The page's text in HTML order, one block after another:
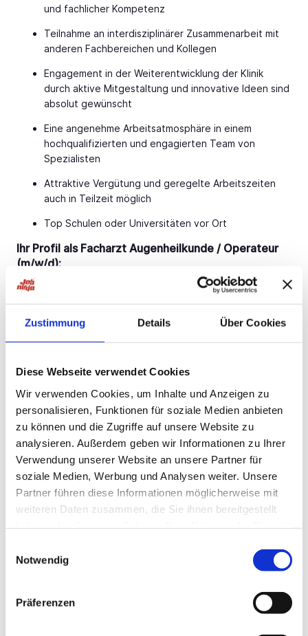
Zustimmung Details Über Cookies
Diese Webseite verwendet Cookies
Wir verwenden Cookies, um Inhalte und Anzeigen zu
personalisieren, Funktionen für soziale Medien anbieten
zu können und die Zugriffe auf unsere Website zu
analysieren. Außerdem geben wir Informationen zu Ihrer
Verwendung unserer Website an unsere Partner für
soziale Medien, Werbung und Analysen weiter. Unsere
Partner führen diese Informationen möglicherweise mit
weiteren Daten zusammen, die Sie ihnen bereitgestellt
Notwendig
Präferenzen
und fachlicher Kompetenz
Teilnahme an interdisziplinärer Zusammenarbeit mit
anderen Fachbereichen und Kollegen
Engagement in der Weiterentwicklung der Klinik
durch aktive Mitgestaltung und innovative Ideen sind
absolut gewünscht
Eine angenehme Arbeitsatmosphäre in einem
hochqualifizierten und engagierten Team von
Spezialisten
Attraktive Vergütung und geregelte Arbeitszeiten
auch in Teilzeit möglich
Top Schulen oder Universitäten vor Ort
Ihr Profil als Facharzt Augenheilkunde / Operateur
(m/w/d):
Abgeschlossene Facharztausbildung Augenheilkunde
(m/w/d)
Operative Kenntnisse mit mindestens 500 selbst
durchgeführten Eingriffen
Leidenschaft und Engagement für die
Mehr ist nicht notwendig – lernen Sie Ihre neuen
Kollegen bei einer Hospitation einfach kennen
Hört sich das nach Ihrer perfekten neuen Stelle an?
Dann bewerben Sie sich jetzt direkt über das
Kontaktformular, per E-mail oder melden Sie sich
gerne telefonisch für ein persönliches Gespräch mit
Ihrem spezialisierten Berater für die Augenheilkunde